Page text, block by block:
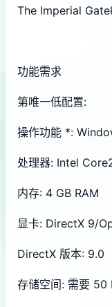
The Imperial
功能需求
第唯一低配置:
操作功能 *:
处理器: Intel
内存: 4 GB RAM
显卡: DirectX 9/
DirectX 版本: 9.0
存储空间: 需要 50